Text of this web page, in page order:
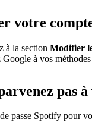
votre
à la section Modifier
à vos
pas
passe Spotify pour